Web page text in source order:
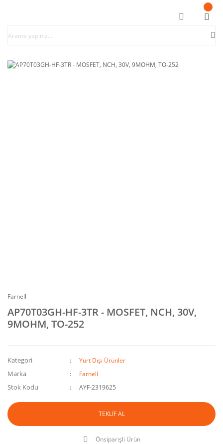
Farnell
AP70T03GH-HF-3TR - MOSFET, NCH, 30V,
9MOHM, TO-252
Kategori Yurt Dışı Ürünler
Marka Farnell
Stok Kodu AYF-2319625
TEKLİF AL
Önsiparişli Ürün